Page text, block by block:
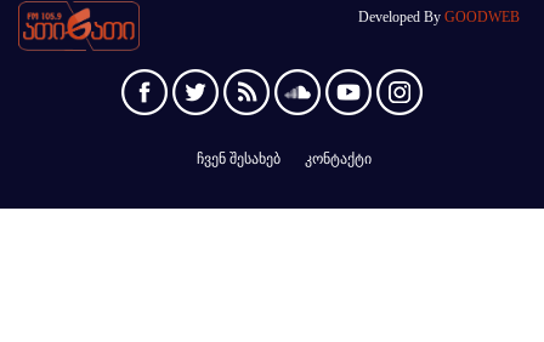
Developed By GOODWEB
ჩვენ შესახებ კონტაქტი